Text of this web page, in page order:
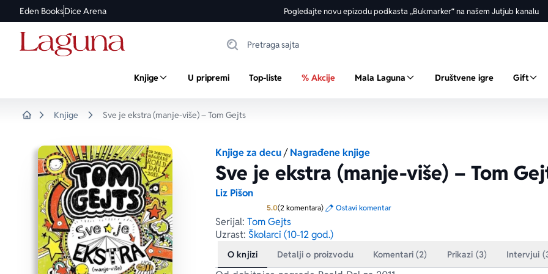
Eden BooksDice Arena Pogledajte novu epizodu podkasta „Bukmarker“ na našem Jutjub kanalu
Knjige U pripremi Top-liste % Akcije Mala Laguna Društvene igre Gift
Knjige Sve je ekstra (manje-više) – Tom Gejts
Knjige za decu/Nagrađene knjige
Sve je ekstra (manje-više) – Tom
Liz Pišon
5.0Prosecna ocena je 5.0 od 5
(2 komentara) Ostavi komentar
Serijal: Tom Gejts
Uzrast: Školarci (10-12 god.)
O knjizi Detalji o proizvodu Komentari (2) Prikazi (3) Intervjui